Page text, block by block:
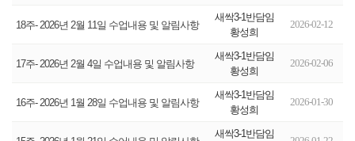
18주- 2026년 2월 11일 수업내용 및 알림사항
새싹3-1반담임
황성희
2026-02-12
17주- 2026년 2월 4일 수업내용 및 알림사항
새싹3-1반담임
황성희
2026-02-06
16주- 2026년 1월 28일 수업내용 및 알림사항
새싹3-1반담임
황성희
2026-01-30
새싹3-1반담임